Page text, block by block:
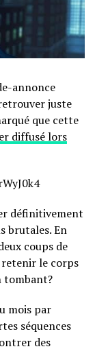
annonce
juste
que cette
diffusé lors
définitivement
brutales. En
coups de
retenir le corps
tombant?
mois par
séquences
des